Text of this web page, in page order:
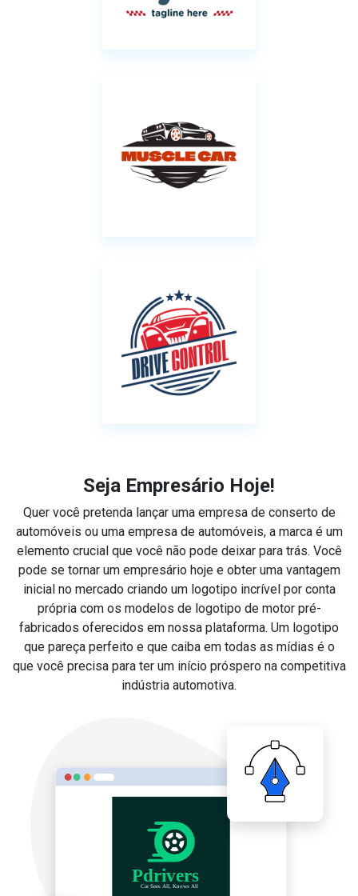
Seja Empresário Hoje!
Quer você pretenda lançar uma empresa de conserto de
automóveis ou uma empresa de automóveis, a marca é um
elemento crucial que você não pode deixar para trás. Você
pode se tornar um empresário hoje e obter uma vantagem
inicial no mercado criando um logotipo incrível por conta
própria com os modelos de logotipo de motor pré-
fabricados oferecidos em nossa plataforma. Um logotipo
que pareça perfeito e que caiba em todas as mídias é o
que você precisa para ter um início próspero na competitiva
indústria automotiva.